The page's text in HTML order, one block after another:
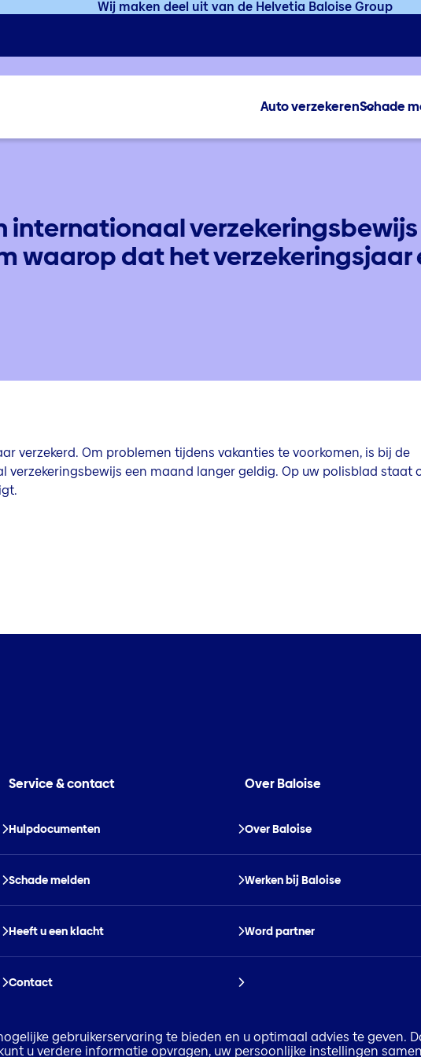
gebruikerservaring te bieden en u optimaal advies te geven.
u verdere informatie opvragen, uw persoonlijke instellingen
Wij maken deel uit van de Helvetia Baloise Group
Auto verzekerenSchade
internationaal
waarop dat het verzekeringsjaar
verzekerd. Om problemen tijdens vakanties te voorkomen, is bij de
verzekeringsbewijs een maand langer geldig. Op uw polisblad staat
Service & contact
Hulpdocumenten
Schade melden
Heeft u een klacht
Contact
Over Baloise
Over Baloise
Werken bij Baloise
Word partner